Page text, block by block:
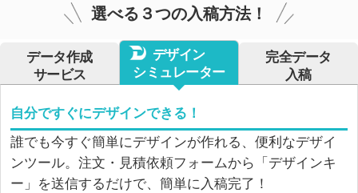
選べる３つの入稿方法！
データ作成
サービス
デザイン
シミュレーター
完全データ
入稿
自分ですぐにデザインできる！
誰でも今すぐ簡単にデザインが作れる、便利なデザイ
ンツール。注文・見積依頼フォームから「デザインキ
ー」を送信するだけで、簡単に入稿完了！